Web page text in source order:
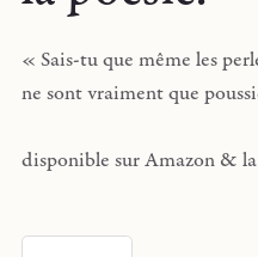
« Sais-tu que même les
ne sont vraiment que
disponible sur Amazon &